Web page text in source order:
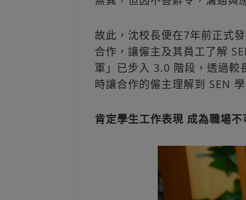
故此，沈校長便在7年前正式
合作，讓僱主及其員工了解
軍」已步入 3.0 階段，透過較
時讓合作的僱主理解到 SEN
肯定學生工作表現 成為職場不